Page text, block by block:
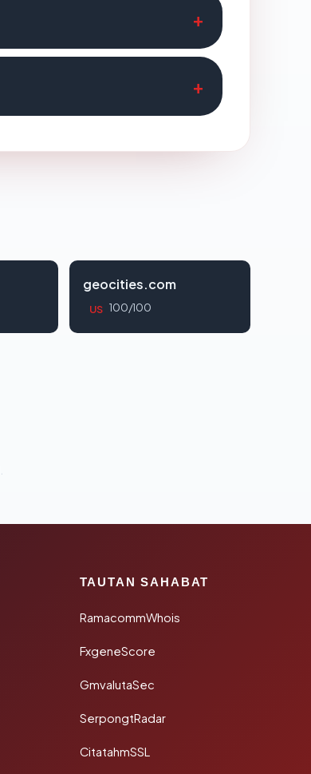
geocities.com
US 100/100
TAUTAN SAHABAT
RamacommWhois
FxgeneScore
GmvalutaSec
SerpongtRadar
CitatahmSSL